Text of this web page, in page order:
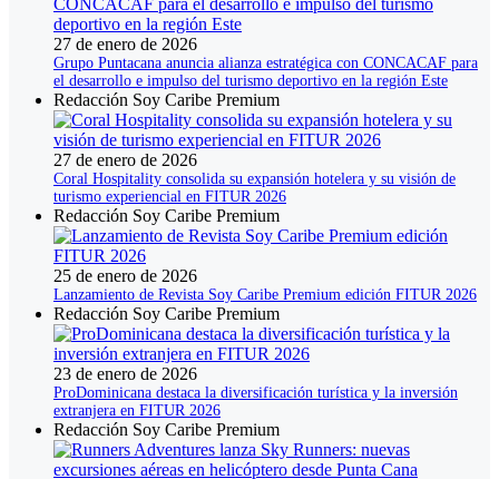
27 de enero de 2026
Grupo Puntacana anuncia alianza estratégica con CONCACAF para
el desarrollo e impulso del turismo deportivo en la región Este
Redacción Soy Caribe Premium
27 de enero de 2026
Coral Hospitality consolida su expansión hotelera y su visión de
turismo experiencial en FITUR 2026
Redacción Soy Caribe Premium
25 de enero de 2026
Lanzamiento de Revista Soy Caribe Premium edición FITUR 2026
Redacción Soy Caribe Premium
23 de enero de 2026
ProDominicana destaca la diversificación turística y la inversión
extranjera en FITUR 2026
Redacción Soy Caribe Premium